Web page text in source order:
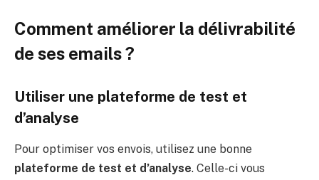
Comment améliorer la délivrabilité
de ses emails ?
Utiliser une plateforme de test et
d’analyse
Pour optimiser vos envois, utilisez une bonne
plateforme de test et d’analyse. Celle-ci vous